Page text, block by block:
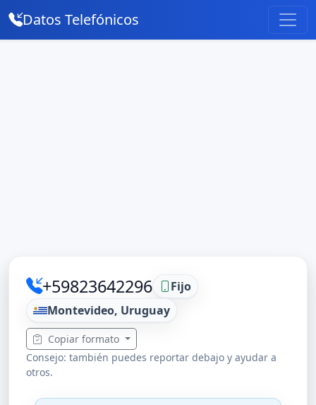
Datos Telefónicos
+59823642296
Fijo
Montevideo, Uruguay
Copiar formato
Consejo: también puedes reportar debajo y ayudar a
otros.